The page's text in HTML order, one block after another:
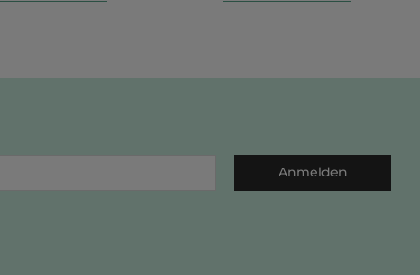
Anmelden